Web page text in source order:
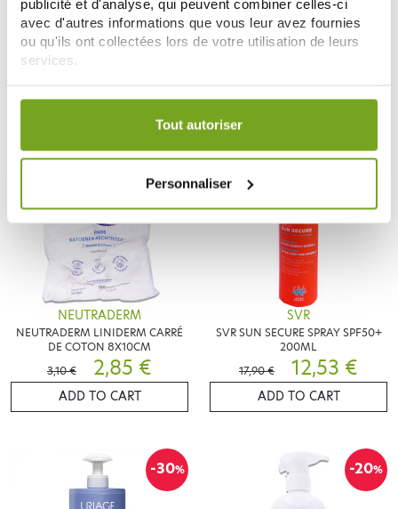
publicité et d'analyse, qui peuvent combiner celles-ci
avec d'autres informations que vous leur avez fournies
ou qu'ils ont collectées lors de votre utilisation de leurs
services.
Votre choix de consentement est conservé pendant une
Tout autoriser
Personnaliser
URIAGE BEBE BAIN 1ERE CREME
LAVANTE 1L
12,85 €
9,12 €
SVR SUN SECURE FLUIDE SPF50+
50ML + APRES SOLEIL 50ML
9,76 €
-8%
NEUTRADERM
NEUTRADERM LINIDERM CARRÉ
DE COTON 8X10CM
3,10 €
2,85 €
ADD TO CART
-30%
SVR
SVR SUN SECURE SPRAY SPF50+
200ML
17,90 €
12,53 €
ADD TO CART
-30% -20%